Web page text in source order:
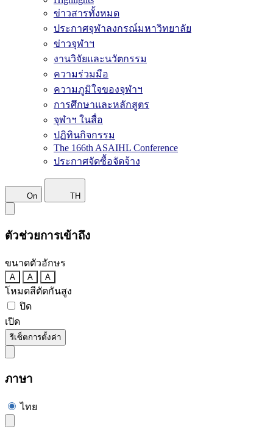
ข่าวสารทั้งหมด
ประกาศจุฬาลงกรณ์มหาวิทยาลัย
ข่าวจุฬาฯ
งานวิจัยและนวัตกรรม
ความร่วมมือ
ความภูมิใจของจุฬาฯ
การศึกษาและหลักสูตร
จุฬาฯ ในสื่อ
ปฏิทินกิจกรรม
The 166th ASAIHL Conference
ประกาศจัดซื้อจัดจ้าง
On TH
ตัวช่วยการเข้าถึง
ขนาดตัวอักษร
A A A
โหมดสีตัดกันสูง
ปิด
เปิด
รีเซ็ตการตั้งค่า
ภาษา
ไทย